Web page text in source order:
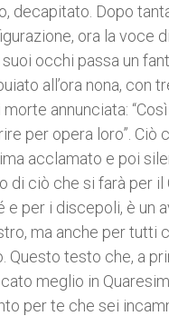
decapitato. Dopo
ora la voce
occhi passa un
all’ora nona, con
annunciata:
per opera loro”. Ciò
acclamato e poi
di ciò che si farà per il
e per i discepoli, è un
ma anche per tutti
Questo testo che, a
meglio in
per te che sei